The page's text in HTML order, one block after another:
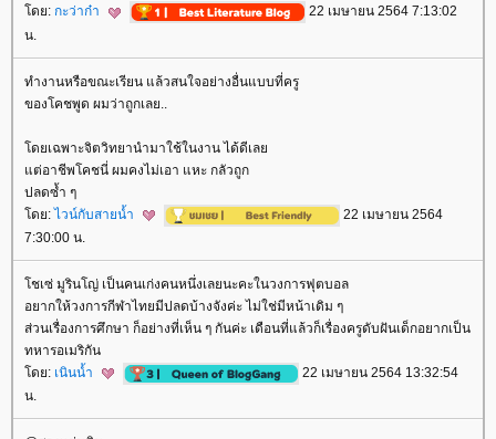
ดย: กะว่าก๋า
22 เมษายน 2564 7:13:02
น.
ทำงานหรือขณะเรียน แล้วสนใจอย่างอื่นแบบที่ครู
ของโคชพูด ผมว่าถูกเลย..
ดยเฉพาะจิตวิทยานำมาใช้ในงาน ได้ดีเล
ต่อาชีพโคชนี่ ผมคงไม่เอา แหะ กลัวถูก
ปลดซ้ำ ๆ
ดย:ไวน์กับสายน้ำ
22 เมษายน 2564
7:30:00 น.
ชเซ่ มูรินโญ่ เป็นคนเก่งคนหนึ่งเลยนะคะในวงการฟุตบอล
อยากให้วงการกีฬาไทยมีปลดบ้างจังค่ะ ไม่ใช่มีหน้าเดิม ๆ
ส่วนเรื่องการศึกษา ก็อย่างที่เห็น ๆ กันค่ะ เดือนที่แล้วก็เรื่องครูดับฝันเด็กอยากเป็น
ทหารอเมริกัน
ดย: เนินน้ำ
22 เมษายน 2564 13:32:54
น.